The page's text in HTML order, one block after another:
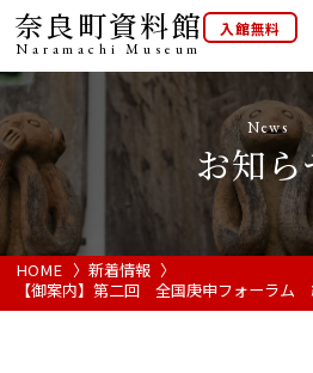
奈良町資料館
NaramachiMuseum
入館無料
HOME
開館カレンダー
News
お知ら
HOME
新着情報
【御案内】第二回 全国庚申フォーラ